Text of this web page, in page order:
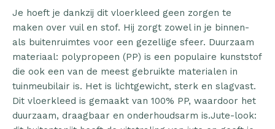
Je hoeft je dankzij dit vloerkleed geen zorgen te
maken over vuil en stof. Hij zorgt zowel in je binnen-
als buitenruimtes voor een gezellige sfeer. Duurzaam
materiaal: polypropeen (PP) is een populaire kunststof
die ook een van de meest gebruikte materialen in
tuinmeubilair is. Het is lichtgewicht, sterk en slagvast.
Dit vloerkleed is gemaakt van 100% PP, waardoor het
duurzaam, draagbaar en onderhoudsarm is.Jute-look: